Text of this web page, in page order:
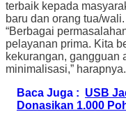
terbaik kepada
baru dan orang tua/wali.
“Berbagai
pelayanan prima. Kita
kekurangan, gangguan
minimalisasi,” harapnya.
Baca Juga : USB
Donasikan 1.000